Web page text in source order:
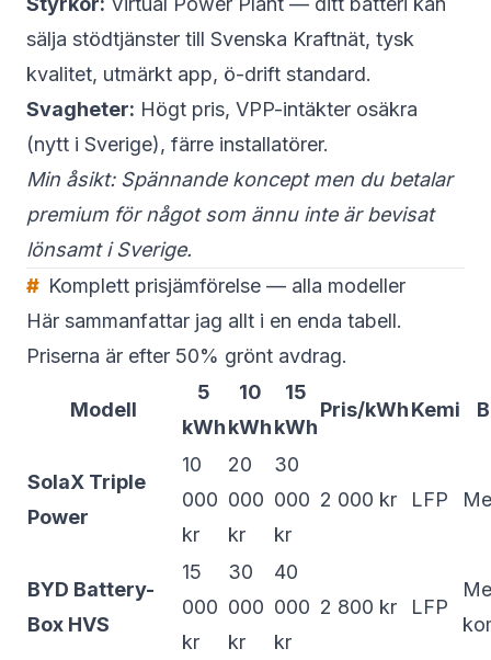
sälja stödtjänster till Svenska Kraftnät, tysk
kvalitet, utmärkt app, ö-drift standard.
Svagheter: Högt pris, VPP-intäkter osäkra
(nytt i Sverige), färre installatörer.
Min åsikt: Spännande koncept men du betalar
premium för något som ännu inte är bevisat
lönsamt i Sverige.
Komplett prisjämförelse — alla modeller
Här sammanfattar jag allt i en enda tabell.
Priserna är efter 50% grönt avdrag.
Modell
5
kWh
10
kWh
15
kWh
Pris/kWhKemi
SolaX Triple
Power
10
000
kr
20
000
kr
30
000
kr
2 000 kr LFP
BYD Battery-
Box HVS
15
000
kr
30
000
kr
40
000
kr
2 800 kr LFP